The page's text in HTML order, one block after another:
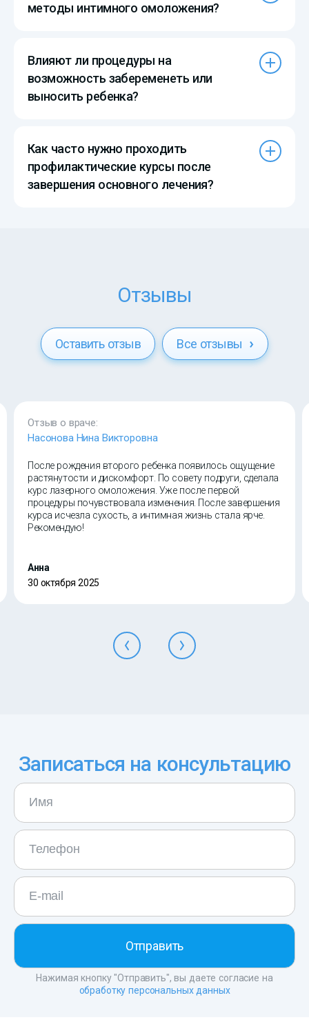
методы интимного омоложения?
Влияют ли процедуры на
возможность забеременеть или
выносить ребенка?
Как часто нужно проходить
профилактические курсы после
завершения основного лечения?
Отзывы
Оставить отзыв Все отзывы
Отзыв о враче:
Насонова Нина Викторовна
После рождения второго ребенка появилось ощущение
растянутости и дискомфорт. По совету подруги, сделала
курс лазерного омоложения. Уже после первой
процедуры почувствовала изменения. После завершения
курса исчезла сухость, а интимная жизнь стала ярче.
Рекомендую!
Анна
30 октября 2025
Записаться на консультацию
Нажимая кнопку "Отправить", вы даете согласие на
обработку персональных данных